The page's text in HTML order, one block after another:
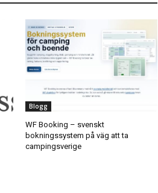
Blogg
WF Booking – svenskt
bokningssystem på väg att ta
campingsverige